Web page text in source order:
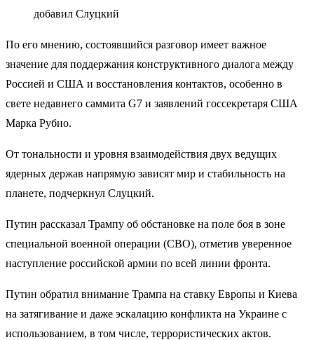
добавил Слуцкий
По его мнению, состоявшийся разговор имеет важное
значение для поддержания конструктивного диалога между
Россией и США и восстановления контактов, особенно в
свете недавнего саммита G7 и заявлений госсекретаря США
Марка Рубио.
От тональности и уровня взаимодействия двух ведущих
ядерных держав напрямую зависят мир и стабильность на
планете, подчеркнул Слуцкий.
Путин рассказал Трампу об обстановке на поле боя в зоне
специальной военной операции (СВО), отметив уверенное
наступление российской армии по всей линии фронта.
Путин обратил внимание Трампа на ставку Европы и Киева
на затягивание и даже эскалацию конфликта на Украине с
использованием, в том числе, террористических актов.